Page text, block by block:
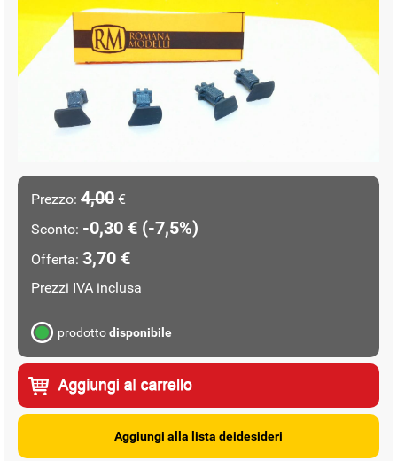
Prezzo: 4,00 €
Sconto: -0,30 € (-7,5%)
Offerta: 3,70 €
Prezzi IVA inclusa
prodottodisponibile